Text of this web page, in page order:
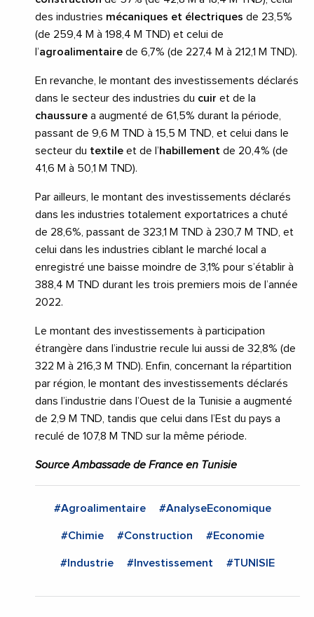
des industries mécaniques et électriques de 23,5%
(de 259,4 M à 198,4 M TND) et celui de
l’agroalimentaire de 6,7% (de 227,4 M à 212,1 M TND).
En revanche, le montant des investissements déclarés
dans le secteur des industries du cuir et de la
chaussure a augmenté de 61,5% durant la période,
passant de 9,6 M TND à 15,5 M TND, et celui dans le
secteur du textile et de l’habillement de 20,4% (de
41,6 M à 50,1 M TND).
Par ailleurs, le montant des investissements déclarés
dans les industries totalement exportatrices a chuté
de 28,6%, passant de 323,1 M TND à 230,7 M TND, et
celui dans les industries ciblant le marché local a
enregistré une baisse moindre de 3,1% pour s’établir à
388,4 M TND durant les trois premiers mois de l’année
2022.
Le montant des investissements à participation
étrangère dans l’industrie recule lui aussi de 32,8% (de
322 M à 216,3 M TND). Enfin, concernant la répartition
par région, le montant des investissements déclarés
dans l’industrie dans l’Ouest de la Tunisie a augmenté
de 2,9 M TND, tandis que celui dans l’Est du pays a
reculé de 107,8 M TND sur la même période.
Source Ambassade de France en Tunisie
#Agroalimentaire #AnalyseEconomique
#Chimie #Construction #Economie
#Industrie #Investissement #TUNISIE